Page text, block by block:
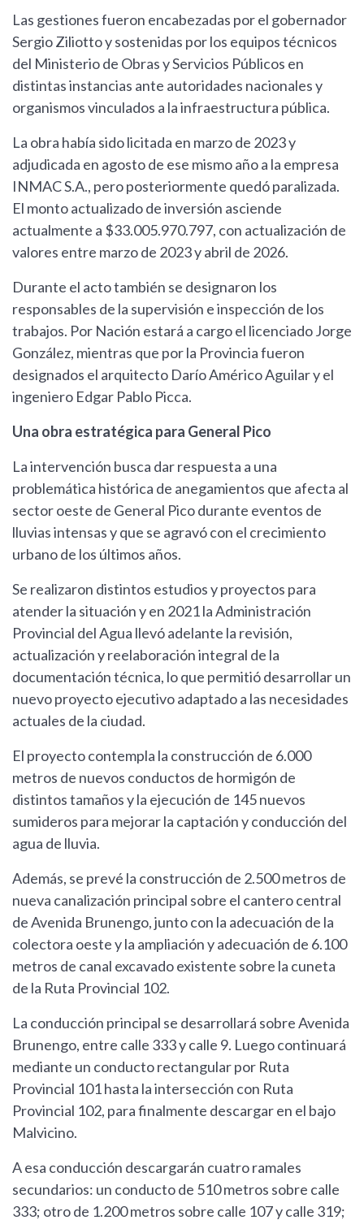
Las gestiones fueron encabezadas por el gobernador
Sergio Ziliotto y sostenidas por los equipos técnicos
del Ministerio de Obras y Servicios Públicos en
distintas instancias ante autoridades nacionales y
organismos vinculados a la infraestructura pública.
La obra había sido licitada en marzo de 2023 y
adjudicada en agosto de ese mismo año a la empresa
INMAC S.A., pero posteriormente quedó paralizada.
El monto actualizado de inversión asciende
actualmente a $33.005.970.797, con actualización de
valores entre marzo de 2023 y abril de 2026.
Durante el acto también se designaron los
responsables de la supervisión e inspección de los
trabajos. Por Nación estará a cargo el licenciado Jorge
González, mientras que por la Provincia fueron
designados el arquitecto Darío Américo Aguilar y el
ingeniero Edgar Pablo Picca.
Una obra estratégica para General Pico
La intervención busca dar respuesta a una
problemática histórica de anegamientos que afecta al
sector oeste de General Pico durante eventos de
lluvias intensas y que se agravó con el crecimiento
urbano de los últimos años.
Se realizaron distintos estudios y proyectos para
atender la situación y en 2021 la Administración
Provincial del Agua llevó adelante la revisión,
actualización y reelaboración integral de la
documentación técnica, lo que permitió desarrollar un
nuevo proyecto ejecutivo adaptado a las necesidades
actuales de la ciudad.
El proyecto contempla la construcción de 6.000
metros de nuevos conductos de hormigón de
distintos tamaños y la ejecución de 145 nuevos
sumideros para mejorar la captación y conducción del
agua de lluvia.
Además, se prevé la construcción de 2.500 metros de
nueva canalización principal sobre el cantero central
de Avenida Brunengo, junto con la adecuación de la
colectora oeste y la ampliación y adecuación de 6.100
metros de canal excavado existente sobre la cuneta
de la Ruta Provincial 102.
La conducción principal se desarrollará sobre Avenida
Brunengo, entre calle 333 y calle 9. Luego continuará
mediante un conducto rectangular por Ruta
Provincial 101 hasta la intersección con Ruta
Provincial 102, para finalmente descargar en el bajo
Malvicino.
A esa conducción descargarán cuatro ramales
secundarios: un conducto de 510 metros sobre calle
333; otro de 1.200 metros sobre calle 107 y calle 319;